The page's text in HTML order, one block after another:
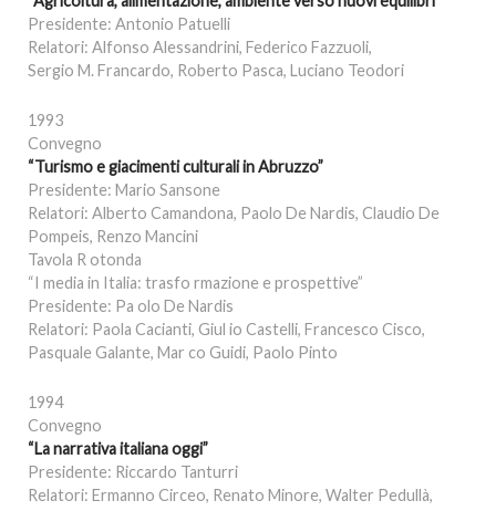
Presidente: Antonio Patuelli
Relatori: Alfonso Alessandrini, Federico Fazzuoli,
Sergio M. Francardo, Roberto Pasca, Luciano Teodori
1993
Convegno
“Turismo e giacimenti culturali in Abruzzo”
Presidente: Mario Sansone
Relatori: Alberto Camandona, Paolo De Nardis, Claudio De
Pompeis, Renzo Mancini
Tavola R otonda
“I media in Italia: trasfo rmazione e prospettive”
Presidente: Pa olo De Nardis
Relatori: Paola Cacianti, Giul io Castelli, Francesco Cisco,
Pasquale Galante, Mar co Guidi, Paolo Pinto
1994
Convegno
“La narrativa italiana oggi”
Presidente: Riccardo Tanturri
Relatori: Ermanno Circeo, Renato Minore, Walter Pedullà,